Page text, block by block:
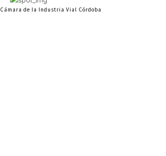
Cámara de la Industria Vial Córdoba